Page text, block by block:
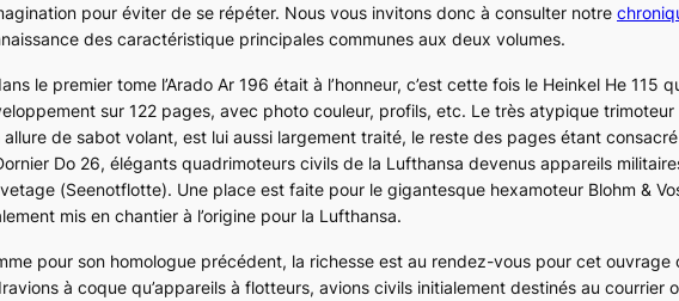
pour éviter de se répéter. Nous vous invitons donc à consulter notre
des caractéristique principales communes aux deux volumes.
le premier tome l’Arado Ar 196 était à l’honneur, c’est cette fois le Heinkel He 115
sur 122 pages, avec photo couleur, profils, etc. Le très atypique trimoteur
allure de sabot volant, est lui aussi largement traité, le reste des pages étant consacré
Do 26, élégants quadrimoteurs civils de la Lufthansa devenus appareils
(Seenotflotte). Une place est faite pour le gigantesque hexamoteur Blohm &
mis en chantier à l’origine pour la Lufthansa.
pour son homologue précédent, la richesse est au rendez-vous pour cet ouvrage
à coque qu’appareils à flotteurs, avions civils initialement destinés au courrier